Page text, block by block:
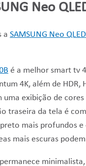
Neo
a SAMSUNG Neo
é a melhor smart tv
4K, além de HDR,
uma exibição de
traseira da tela é
mais profundos
mais escuras